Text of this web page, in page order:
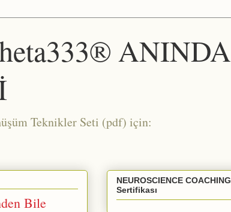
ANINDA
Teknikler Seti (pdf) için:
Bile
NEUROSCIENCE COACHING
Sertifikası